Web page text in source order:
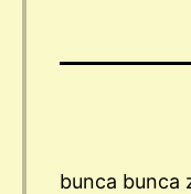
bunca bunca